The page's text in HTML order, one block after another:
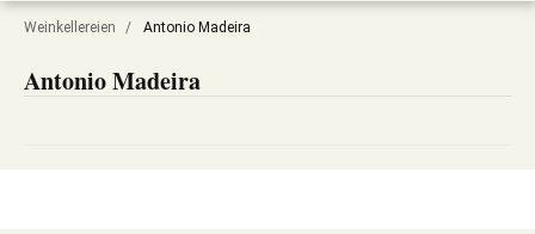
Weinkellereien / Antonio Madeira
Antonio Madeira